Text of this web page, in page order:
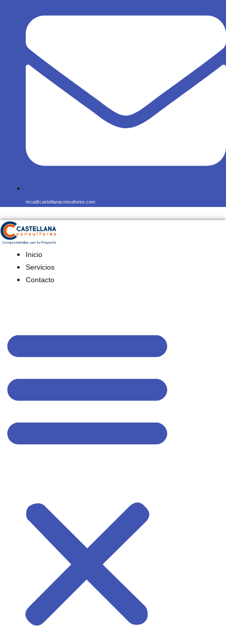
mca@castellanaconsultores.com
Inicio
Servicios
Contacto